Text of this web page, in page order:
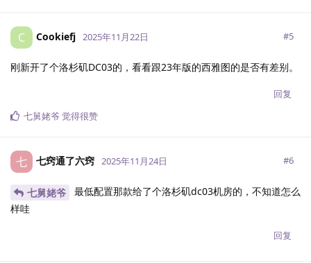
C Cookiefj 2025年11月22日 #5
刚新开了个洛杉矶DC03的，看看跟23年版的西雅图的是否有差别。
回复
七舅姥爷 觉得很赞
七 七窍通了六窍 2025年11月24日 #6
七舅姥爷
最低配置那款给了个洛杉矶dc03机房的，不知道怎么
样哇
回复